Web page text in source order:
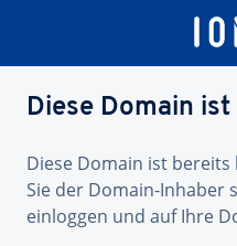
Diese Domain
Diese Domain ist bereits
Sie der Domain-Inhaber
einloggen und auf Ihre